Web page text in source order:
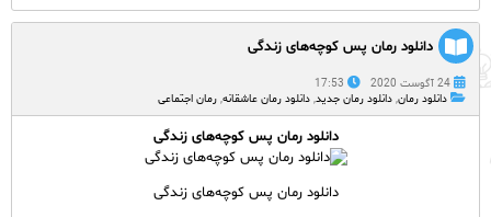
دانلود رمان پس کوچه‌های زندگی
24 آگوست 2020
17:53
دانلود رمان, دانلود رمان جدید, دانلود رمان عاشقانه, رمان اجتماعی
دانلود رمان پس کوچه‌های زندگی
دانلود رمان پس کوچه‌های زندگی